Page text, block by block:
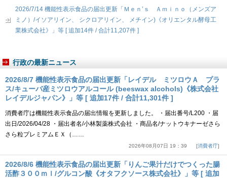
2026/7/14 機能性表示食品の届出更新「Ｍｅｎ’ｓ Ａｍｉｎｏ（メンズア
ミノ）/イソアリイン、 シクロアリイン、 メチイン)《オリエンタル酵母工
業株式会社》」等 [ 追加14件 / 合計11,207件 ]
行政の最新ニュース
2026/8/7 機能性表示食品の届出更新「レイデル ミツロウＡ プラ
ス/キューバ産ミツロウアルコール (beeswax alcohols)《株式会社
レイデルジャパン》」等 [ 追加17件 / 合計11,301件 ]
消費者庁は機能性表示食品の届出情報を更新しました。 ・届出番号/L200 ・届
出日/2026/04/28 ・届出者名/小林製薬株式会社 ・商品名/ナットウキナーゼさら
さら粒プレミアムＥＸ（……
2026年08月07日 19：39 消費者庁
2026/8/6 機能性表示食品の届出更新「りんご果汁だけでつくった腸
活酢３００ｍｌ/グルコン酸《オタフクソース株式会社》」等 [ 追加